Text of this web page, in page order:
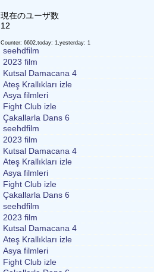
現在のユーザ数
12
Counter: 6602,today: 1,yesterday: 1
seehdfilm
2023 film
Kutsal Damacana 4
Ateş Krallıkları izle
Asya filmleri
Fight Club izle
Çakallarla Dans 6
seehdfilm
2023 film
Kutsal Damacana 4
Ateş Krallıkları izle
Asya filmleri
Fight Club izle
Çakallarla Dans 6
seehdfilm
2023 film
Kutsal Damacana 4
Ateş Krallıkları izle
Asya filmleri
Fight Club izle